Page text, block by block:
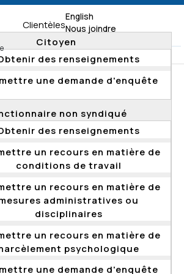
English
Nous joindre
Clientèles
Citoyen
des renseignements
une demande d'enquête
non syndiqué
des renseignements
un recours en matière de
conditions de travail
un recours en matière de
administratives ou
disciplinaires
un recours en matière de
psychologique
une demande d'enquête
Résumés d'enquête
provisoire au Centre de services
à titre provisoire au Centre
du Québec
la Commission a transmis au Centre
avait pour objet la désignation à titre
de cadre juridique, classe 2.
puisque la durée de la désignation